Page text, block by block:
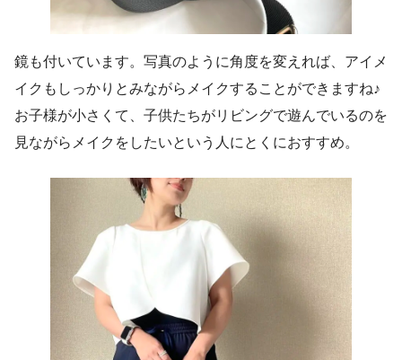
鏡も付いています。写真のように角度を変えれば、アイメ
イクもしっかりとみながらメイクすることができますね♪
お子様が小さくて、子供たちがリビングで遊んでいるのを
見ながらメイクをしたいという人にとくにおすすめ。